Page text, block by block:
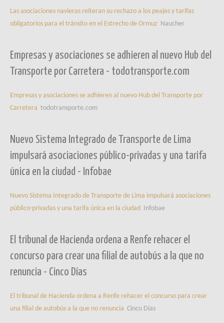
Las asociaciones navieras reiteran su rechazo a los peajes y tarifas
obligatorios para el tránsito en el Estrecho de Ormuz Naucher
Empresas y asociaciones se adhieren al nuevo Hub del
Transporte por Carretera - todotransporte.com
Empresas y asociaciones se adhieren al nuevo Hub del Transporte por
Carretera todotransporte.com
Nuevo Sistema Integrado de Transporte de Lima
impulsará asociaciones público-privadas y una tarifa
única en la ciudad - Infobae
Nuevo Sistema Integrado de Transporte de Lima impulsará asociaciones
público-privadas y una tarifa única en la ciudad Infobae
El tribunal de Hacienda ordena a Renfe rehacer el
concurso para crear una filial de autobús a la que no
renuncia - Cinco Días
El tribunal de Hacienda ordena a Renfe rehacer el concurso para crear
una filial de autobús a la que no renuncia Cinco Días